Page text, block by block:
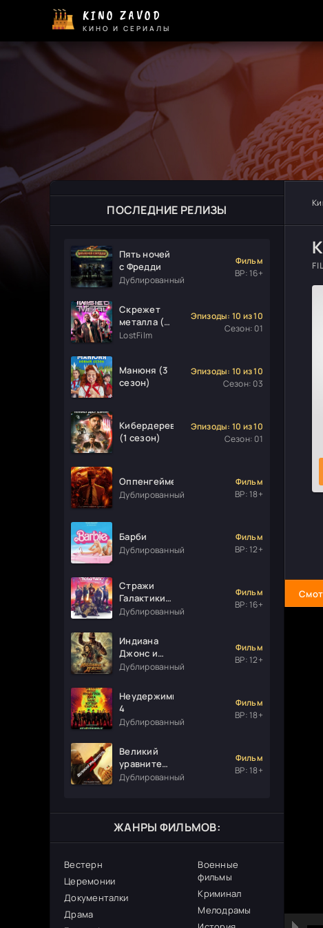
KINO ZAVOD
КИНО И СЕРИАЛЫ
ПОСЛЕДНИЕ РЕЛИЗЫ
Пять ночей
с Фредди
Дублированный
Фильм
ВР: 16+
Скрежет
металла (1
сезон)
LostFilm
Эпизоды: 10 из 10
Сезон: 01
Манюня (3
сезон)
Эпизоды: 10 из 10
Сезон: 03
Кибердеревня
(1 сезон)
Эпизоды: 10 из 10
Сезон: 01
Оппенгеймер
Дублированный
Фильм
ВР: 18+
Барби
Дублированный
Фильм
ВР: 12+
Стражи
Галактики.
Часть 3
Дублированный
Фильм
ВР: 16+
Индиана
Джонс и
колесо
Дублированный
Фильм
ВР: 12+
Неудержимые
4
Дублированный
Фильм
ВР: 18+
Великий
уравнитель
3
Дублированный
Фильм
ВР: 18+
ЖАНРЫ ФИЛЬМОВ:
Вестерн
Церемонии
Документалки
Драма
Военные
фильмы
Криминал
Мелодрамы